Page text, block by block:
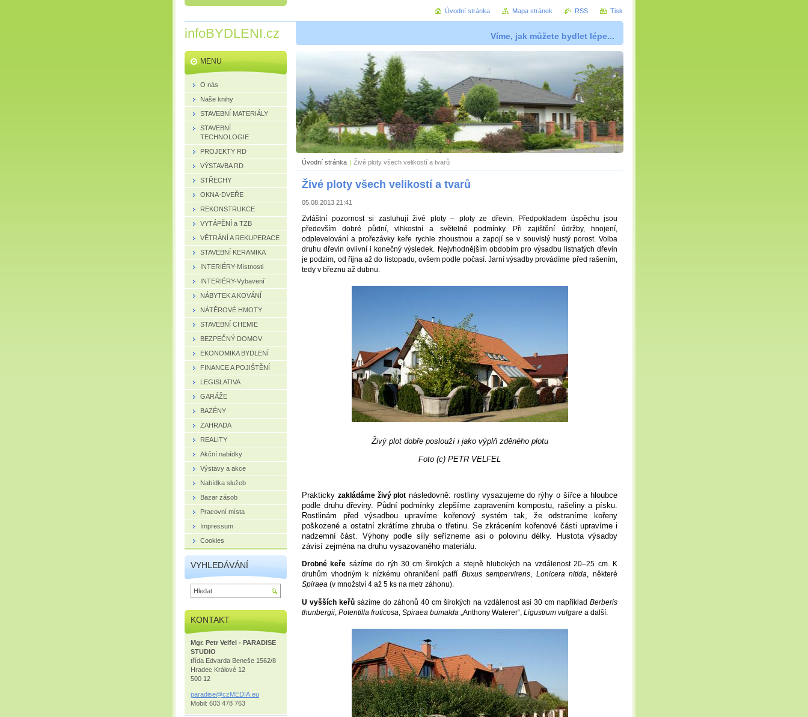
infoBYDLENI.cz Víme, jak můžete bydlet lépe...
Úvodní stránka | Živé ploty všech velikostí a tvarů
Živé ploty všech velikostí a tvarů
05.08.2013 21:41
Zvláštní pozornost si zasluhují živé ploty – ploty ze dřevin. Předpokladem úspěchu jsou
především dobré půdní, vlhkostní a světelné podmínky. Při zajištění údržby, hnojení,
odplevelování a prořezávky keře rychle zhoustnou a zapojí se v souvislý hustý porost. Volba
druhu dřevin ovlivní i konečný výsledek. Nejvhodnějším obdobím pro výsadbu listnatých dřevin
je podzim, od října až do listopadu, ovšem podle počasí. Jarní výsadby provádíme před rašením,
tedy v březnu až dubnu.
Živý plot dobře poslouží i jako výplň zděného plotu
Foto (c) PETR VELFEL
Prakticky zakládáme živý plot následovně: rostliny vysazujeme do rýhy o šířce a hloubce
podle druhu dřeviny. Půdní podmínky zlepšíme zapravením kompostu, rašeliny a písku.
Rostlinám před výsadbou upravíme kořenový systém tak, že odstraníme kořeny
poškozené a ostatní zkrátíme zhruba o třetinu. Se zkrácením kořenové části upravíme i
nadzemní část. Výhony podle síly seřízneme asi o polovinu délky. Hustota výsadby
závisí zejména na druhu vysazovaného materiálu.
Drobné keře sázíme do rýh 30 cm širokých a stejně hlubokých na vzdálenost 20–25 cm. K
druhům vhodným k nízkému ohraničení patří Buxus sempervirens, Lonicera nitida, některé
Spiraea (v množství 4 až 5 ks na metr záhonu).
U vyšších keřů sázíme do záhonů 40 cm širokých na vzdálenost asi 30 cm například Berberis
thunbergii, Potentilla fruticosa, Spiraea bumalda „Anthony Waterer“, Ligustrum vulgare a další.
MENU
O nás
Naše knihy
STAVEBNÍ MATERIÁLY
STAVEBNÍ
TECHNOLOGIE
PROJEKTY RD
VÝSTAVBA RD
STŘECHY
OKNA-DVEŘE
REKONSTRUKCE
VYTÁPĚNÍ a TZB
VĚTRÁNÍ A REKUPERACE
STAVEBNÍ KERAMIKA
INTERIÉRY-Místnosti
INTERIÉRY-Vybavení
NÁBYTEK A KOVÁNÍ
NÁTĚROVÉ HMOTY
STAVEBNÍ CHEMIE
BEZPEČNÝ DOMOV
EKONOMIKA BYDLENÍ
FINANCE A POJIŠTĚNÍ
LEGISLATIVA
GARÁŽE
BAZÉNY
ZAHRADA
REALITY
Akční nabídky
Výstavy a akce
Nabídka služeb
Bazar zásob
Pracovní místa
Impressum
Cookies
VYHLEDÁVÁNÍ
KONTAKT
Mgr. Petr Velfel - PARADISE
STUDIO
třída Edvarda Beneše 1562/8
Hradec Králové 12
500 12
paradise@czMEDIA .eu
Mobil: 603 478 763
Úvodní stránka Mapa stránek RSS Tisk